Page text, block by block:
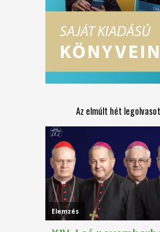
Az elmúlt hét